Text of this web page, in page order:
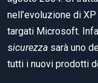
nell’evoluzione di
targati Microsoft.
sicurezza sarà uno
tutti i nuovi prodotti